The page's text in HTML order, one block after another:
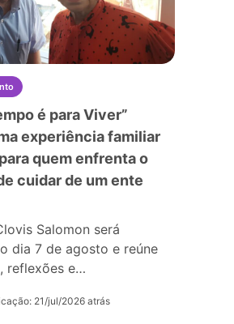
é para Viver”
experiência familiar
quem enfrenta o
cuidar de um ente
Salomon será
dia 7 de agosto e reúne
reflexões e…
21/jul/2026 atrás